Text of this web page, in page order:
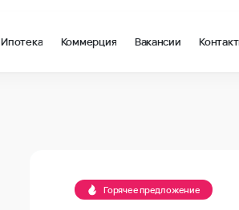
Ипотека Коммерция Вакансии
Горячее предложение